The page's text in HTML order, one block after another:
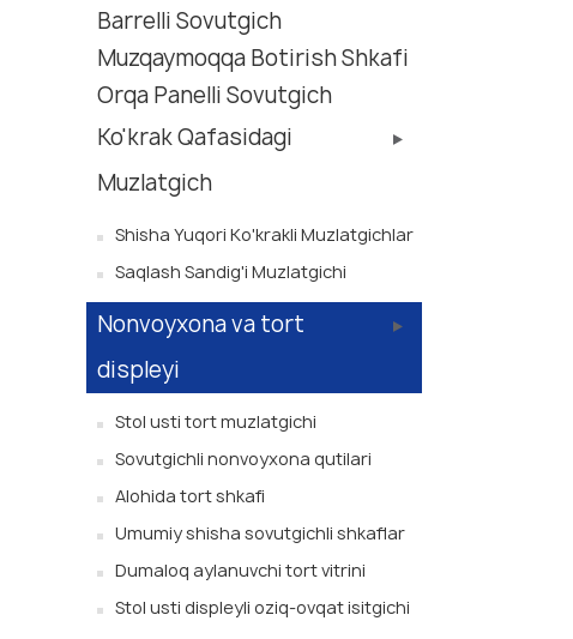
Barrelli Sovutgich
Muzqaymoqqa Botirish Shkafi
Orqa Panelli Sovutgich
Ko'krak Qafasidagi
Muzlatgich
Shisha Yuqori Ko'krakli Muzlatgichlar
Saqlash Sandig'i Muzlatgichi
Nonvoyxona va tort
displeyi
Stol usti tort muzlatgichi
Sovutgichli nonvoyxona qutilari
Alohida tort shkafi
Umumiy shisha sovutgichli shkaflar
Dumaloq aylanuvchi tort vitrini
Stol usti displeyli oziq-ovqat isitgichi